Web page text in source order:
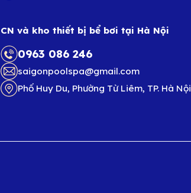
CN và kho thiết bị bể bơi tại Hà Nội
0963 086 246
saigonpoolspa@gmail.com
Phố Huy Du, Phường Từ Liêm, TP. Hà Nội